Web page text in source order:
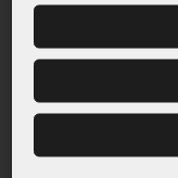
-20%